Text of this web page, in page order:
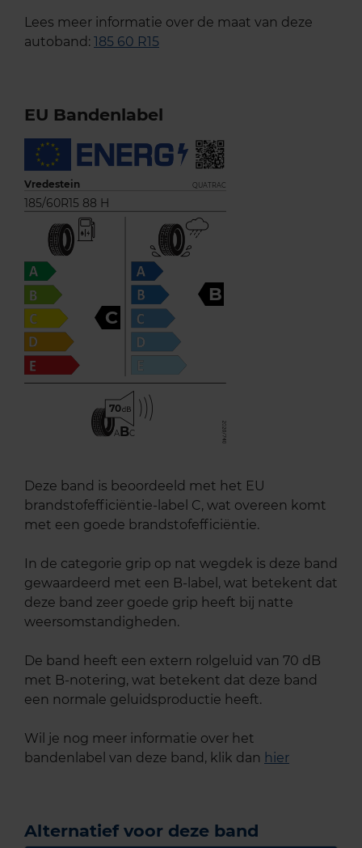
Lees meer informatie over de maat van deze
autoband: 185 60 R15
EU Bandenlabel
Vredestein QUATRAC
185/60R15 88 H
C
B
70
ABC
Deze band is beoordeeld met het EU
brandstofefficiëntie-label C, wat overeen komt
met een goede brandstofefficiëntie.
In de categorie grip op nat wegdek is deze band
gewaardeerd met een B-label, wat betekent dat
deze band zeer goede grip heeft bij natte
weersomstandigheden.
De band heeft een extern rolgeluid van 70 dB
met B-notering, wat betekent dat deze band
een normale geluidsproductie heeft.
Wil je nog meer informatie over het
bandenlabel van deze band, klik dan hier
Alternatief voor deze band